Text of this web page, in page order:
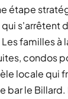
étape
s'arrêtent
familles à
condos
locale qui
bar le Billard.